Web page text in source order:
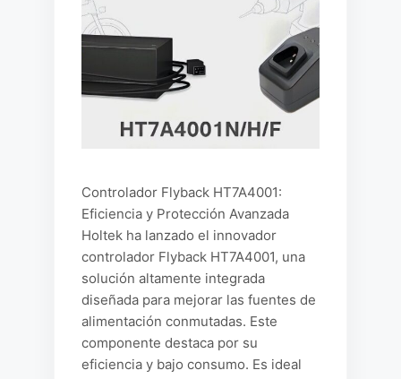
Controlador Flyback HT7A4001:
Eficiencia y Protección Avanzada
Holtek ha lanzado el innovador
controlador Flyback HT7A4001, una
solución altamente integrada
diseñada para mejorar las fuentes de
alimentación conmutadas. Este
componente destaca por su
eficiencia y bajo consumo. Es ideal